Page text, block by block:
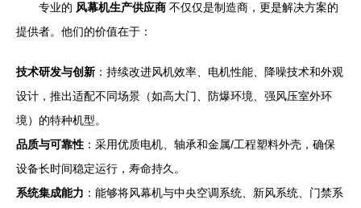
专业的 风幕机生产供应商 不仅仅是制造商，更是解决方案的
提供者。他们的价值在于：
技术研发与创新 ：持续改进风机效率、电机性能、降噪技术和外观
设计，推出适配不同场景（如高大门、防爆环境、强风压室外环
境）的特种机型。
品质与可靠性 ：采用优质电机、轴承和金属/工程塑料外壳，确保
设备长时间稳定运行，寿命持久。
系统集成能力 ：能够将风幕机与中央空调系统、新风系统、门禁系